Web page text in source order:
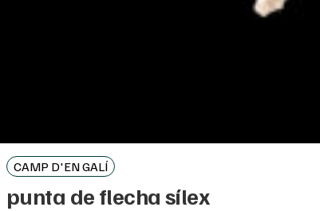
CAMP D'EN GALÍ
punta de flecha sílex